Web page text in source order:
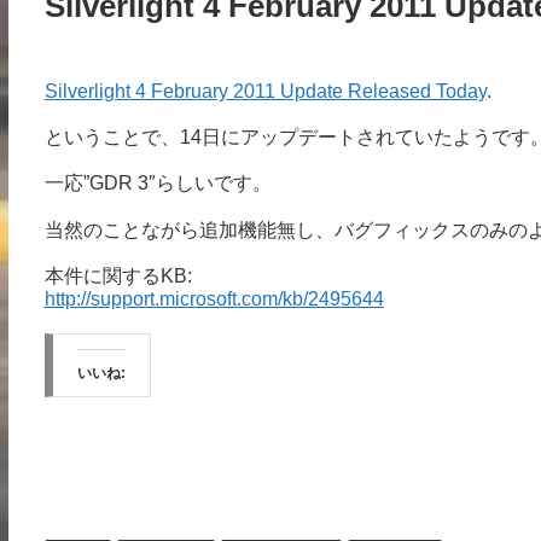
Silverlight 4 February 2011 Update Released Today.
ということで、14日にアップデートされていたようです。
一応”GDR 3″らしいです。
当然のことながら追加機能無し、バグフィックスのみの
本件に関するKB:
http://support.microsoft.com/kb/2495644
いいね: